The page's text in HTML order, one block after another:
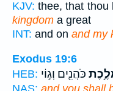
KJV: thee, that
kingdom a great
INT: and on and my
Exodus 19:6
HEB: כֹּהֲנִ֖ים וְג֣וֹי
NAS: and you shall